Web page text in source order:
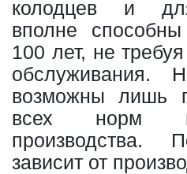
колодцев и
вполне
100 лет, не
обслуживания.
возможны лишь
всех норм и
производства.
зависит от